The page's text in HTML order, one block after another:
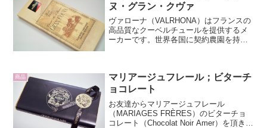
ヌ・グラン・クヴァ
ヴァローナ（VALRHONA）はフランスの
高品質なクーベルチュールを提供するメ
ーカーです。世界各国に契約農園を持
ベルチュールのラインナ...
商品
マリアージュフレール；ビターチ
ョコレート
お友達からマリアージュフレール
（MARIAGES FRÈRES）のビターチョ
コレート（Chocolat Noir Amer）を頂きま